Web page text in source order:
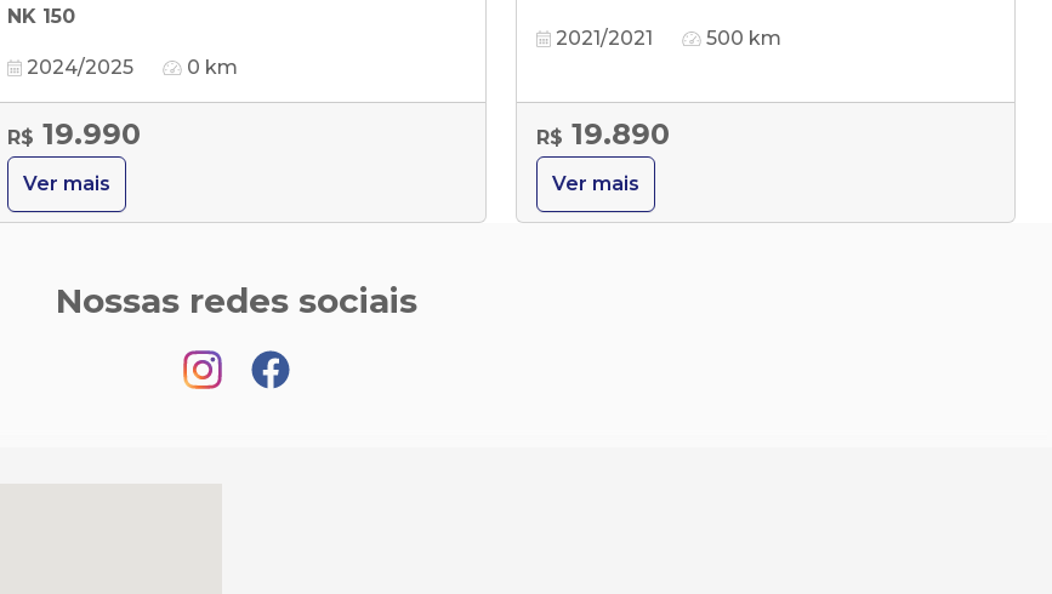
NK 150
2024/2025 0 km
R$ 19.990
Ver mais
2021/2021 500 km
R$ 19.890
Ver mais
Nossas redes sociais